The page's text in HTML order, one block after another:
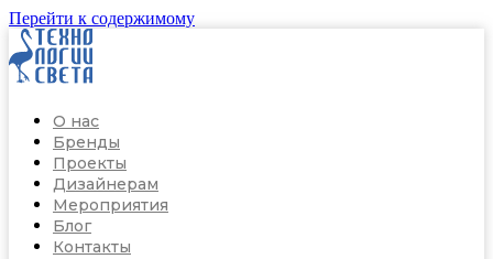
Перейти к содержимому
О нас
Бренды
Проекты
Дизайнерам
Мероприятия
Блог
Контакты